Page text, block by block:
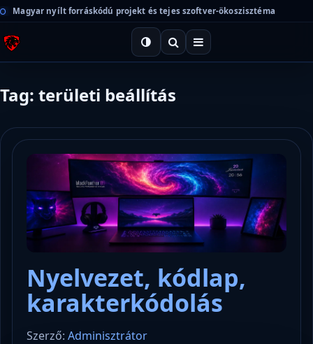
Magyar nyílt forráskódú projekt és tejes szoftver-ökoszisztéma
Tag: területi beállítás
Nyelvezet, kódlap,
karakterkódolás
Szerző: Adminisztrátor